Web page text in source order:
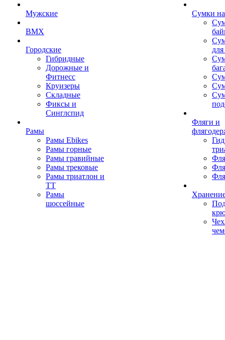
Мужские
BMX
Городские
Гибридные
Дорожные и
Фитнесс
Круизеры
Складные
Фиксы и
Синглспид
Рамы
Рамы Ebikes
Рамы горные
Рамы гравийные
Рамы трековые
Рамы триатлон и
ТТ
Рамы
шоссейные
Сумки
Фляги и